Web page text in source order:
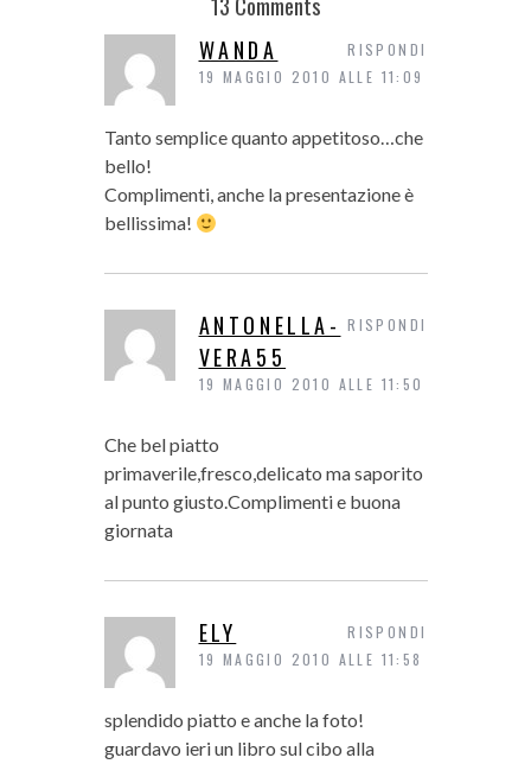
WANDA
19 MAGGIO 2010 ALLE 11:09
Tanto semplice quanto appetitoso…che
bello!
Complimenti, anche la presentazione è
bellissima!
RISPONDI
ANTONELLA-
VERA55
19 MAGGIO 2010 ALLE 11:50
Che bel piatto
primaverile,fresco,delicato ma saporito
al punto giusto.Complimenti e buona
giornata
RISPONDI
ELY
19 MAGGIO 2010 ALLE 11:58
splendido piatto e anche la foto!
guardavo ieri un libro sul cibo alla
RISPONDI